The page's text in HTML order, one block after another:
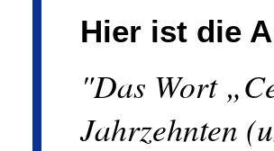
Hier ist die
"Das Wort
Jahrzehnten